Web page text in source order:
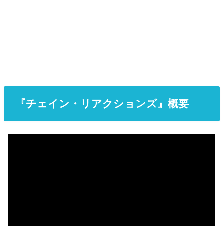
『チェイン・リアクションズ』概要